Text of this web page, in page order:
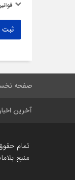
ثبت
صفحه
آخرین اخبار
تمام
منبع